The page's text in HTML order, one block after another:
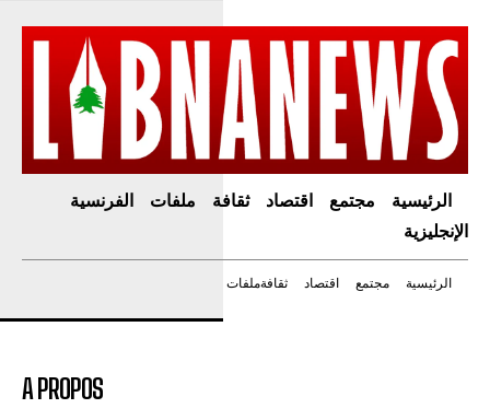
الرئيسية مجتمع اقتصاد ثقافة ملفات
الفرنسية
الإنجليزية
الرئيسية مجتمع اقتصاد ثقافةملفات
A PROPOS